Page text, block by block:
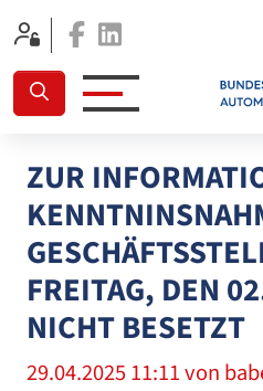
Facebook
ZUR
FREITAG, DEN
NICHT BESETZT
29.04.2025 11:11von